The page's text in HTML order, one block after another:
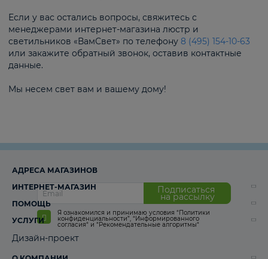
Если у вас остались вопросы, свяжитесь с
менеджерами интернет-магазина люстр и
светильников «ВамСвет» по телефону 8 (495) 154-10-63
или закажите обратный звонок, оставив контактные
данные.
Мы несем свет вам и вашему дому!
Подписаться
на рассылку
Я ознакомился и принимаю условия “Политики
конфиденциальности”, “Информированного
согласия“ и “Рекомендательные алгоритмы“
АДРЕСА МАГАЗИНОВ
ИНТЕРНЕТ-МАГАЗИН
ПОМОЩЬ
УСЛУГИ
Дизайн-проект